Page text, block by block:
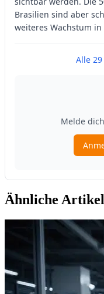
Ähnliche Artikel